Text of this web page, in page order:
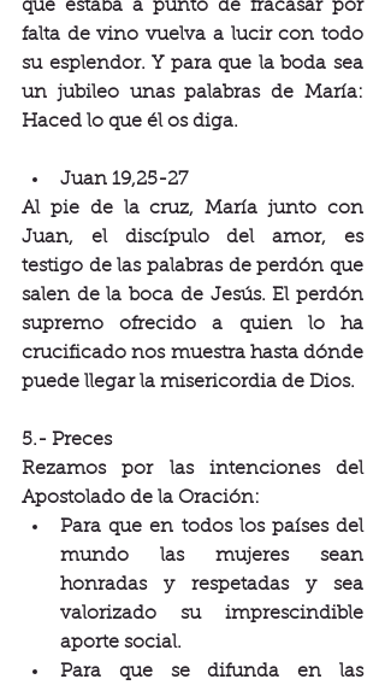
que estaba a punto de fracasar por
falta de vino vuelva a lucir con todo
su esplendor. Y para que la boda sea
un jubileo unas palabras de María:
Haced lo que él os diga.
Juan 19,25-27
Al pie de la cruz, María junto con
Juan, el discípulo del amor, es
testigo de las palabras de perdón que
salen de la boca de Jesús. El perdón
supremo ofrecido a quien lo ha
crucificado nos muestra hasta dónde
puede llegar la misericordia de Dios.
5.- Preces
Rezamos por las intenciones del
Apostolado de la Oración:
Para que en todos los países del
mundo las mujeres sean
honradas y respetadas y sea
valorizado su imprescindible
aporte social.
Para que se difunda en las